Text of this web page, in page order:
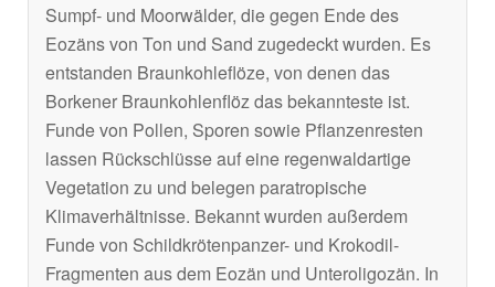
Sumpf- und Moorwälder, die gegen Ende des
Eozäns von Ton und Sand zugedeckt wurden. Es
entstanden Braunkohleflöze, von denen das
Borkener Braunkohlenflöz das bekannteste ist.
Funde von Pollen, Sporen sowie Pflanzenresten
lassen Rückschlüsse auf eine regenwaldartige
Vegetation zu und belegen paratropische
Klimaverhältnisse. Bekannt wurden außerdem
Funde von Schildkrötenpanzer- und Krokodil-
Fragmenten aus dem Eozän und Unteroligozän. In